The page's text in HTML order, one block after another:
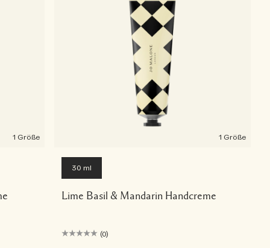
1 Größe 1 Größe
30 ml
Lime Basil & Mandarin Handcreme
(0)